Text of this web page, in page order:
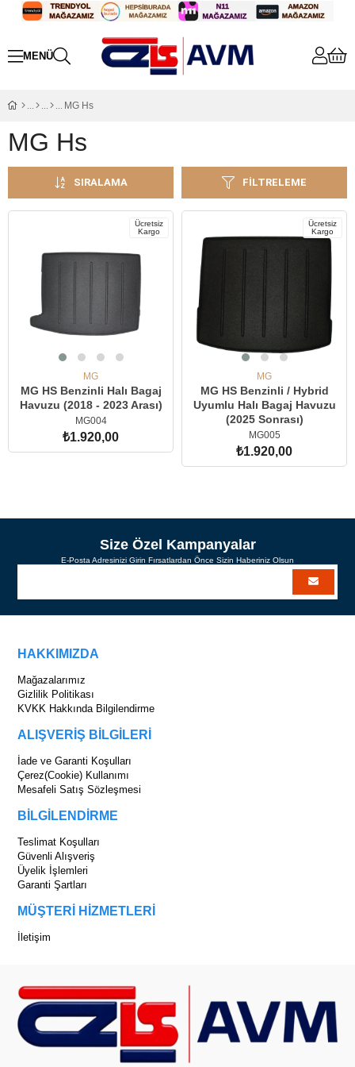
MG Hs
MG Hs
FILTRELEME
SIRALAMA
Ücretsiz
Kargo
MG
MG HS Benzinli Halı Bagaj
Havuzu (2018 - 2023 Arası)
MG004
₺1.920,00
Ücretsiz
Kargo
MG
MG HS Benzinli / Hybrid
Uyumlu Halı Bagaj Havuzu
(2025 Sonrası)
MG005
₺1.920,00
Size Özel Kampanyalar
E-Posta Adresinizi Girin Fırsatlardan Önce Sizin Haberiniz Olsun
HAKKIMIZDA
Mağazalarımız
Gizlilik Politikası
KVKK Hakkında Bilgilendirme
ALIŞVERİŞ BİLGİLERİ
İade ve Garanti Koşulları
Çerez(Cookie) Kullanımı
Mesafeli Satış Sözleşmesi
BİLGİLENDİRME
Teslimat Koşulları
Güvenli Alışveriş
Üyelik İşlemleri
Garanti Şartları
MÜŞTERİ HİZMETLERİ
İletişim